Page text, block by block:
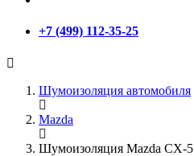
+7 (499) 112-35-25
Шумоизоляция автомобиля
Mazda
Шумоизоляция Mazda CX-5